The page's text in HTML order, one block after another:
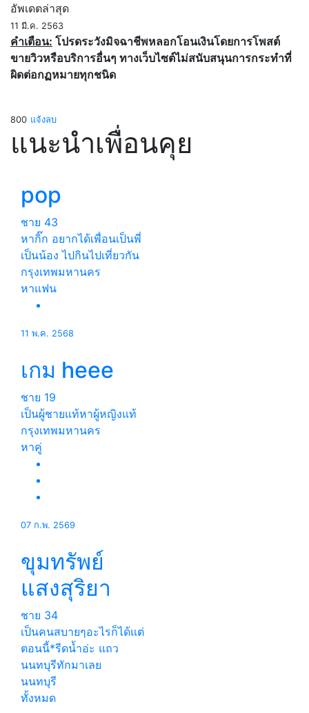
อัพเดตล่าสุด
11 มี.ค. 2563
คำเตือน: โปรดระวังมิจฉาชีพหลอกโอนเงินโดยการโพสต์
ขายวิวหรือบริการอื่นๆ ทางเว็บไซต์ไม่สนับสนุนการกระทำที่
ผิดต่อกฏหมายทุกชนิด
800 แจ้งลบ
แนะนำเพื่อนคุย
pop
ชาย 43
หากิ๊ก อยากได้เพื่อนเป็นพี่
เป็นน้อง ไปกินไปเที่ยวกัน
กรุงเทพมหานคร
หาแฟน
11 พ.ค. 2568
เกม heee
ชาย 19
เป็นผู้ชายแท้หาผู้หญิงแท้
กรุงเทพมหานคร
หาคู่
07 ก.พ. 2569
ขุมทรัพย์
แสงสุริยา
ชาย 34
เป็นคนสบายๆอะไรก็ได้แต่
ตอนนี้*รีดน้ำอ่ะ แถว
นนทบุรีทักมาเลย
นนทบุรี
ทั้งหมด